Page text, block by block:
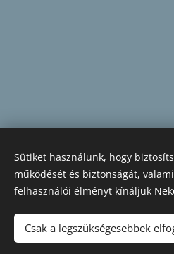
Sütiket használunk, hogy
működését és biztonságát,
felhasználói élményt kínáljuk
Csak a legszükségesebbek